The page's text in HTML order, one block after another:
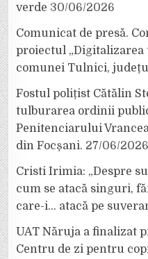
verde 30/06/2026
Comunicat de presă.
proiectul
comunei Tulnici,
Fostul polițist Cătălin
tulburarea ordinii
Penitenciarului
din Focșani. 27/06/2026
Cristi Irimia: „Despre
cum se atacă singuri,
care-i… atacă pe
UAT Năruja a finalizat
Centru de zi pentru